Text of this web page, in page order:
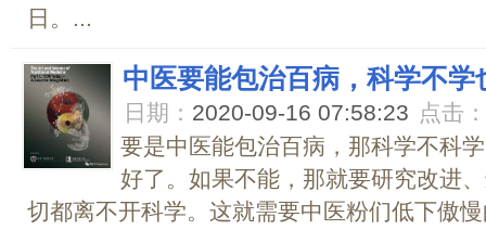
日。...
中医要能包治百病，科学不学
日期： 2020-09-16 07:58:23 点击：
要是中医能包治百病，那科学不科
好了。如果不能，那就要研究改进
切都离不开科学。这就需要中医粉们低下傲